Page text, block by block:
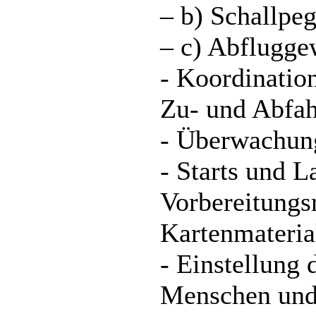
– b)
– c)
-
Zu- und
-
- Starts und
- Einstellung
Menschen